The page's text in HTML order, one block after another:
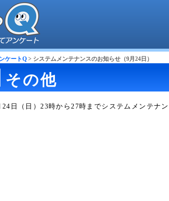
ケートQ > システムメンテナンスのお知らせ（9月24日）
その他
24日（日）23時から27時までシステムメンテナ